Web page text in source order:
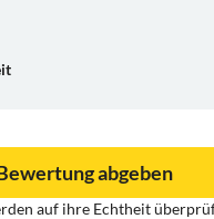
auf ihre Echtheit
abgeben